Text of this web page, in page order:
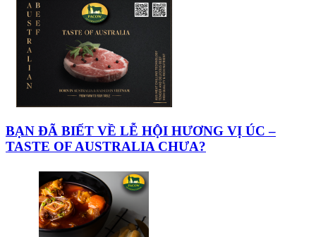
BẠN ĐÃ BIẾT VỀ LỄ HỘI HƯƠNG VỊ ÚC –
TASTE OF AUSTRALIA CHƯA?